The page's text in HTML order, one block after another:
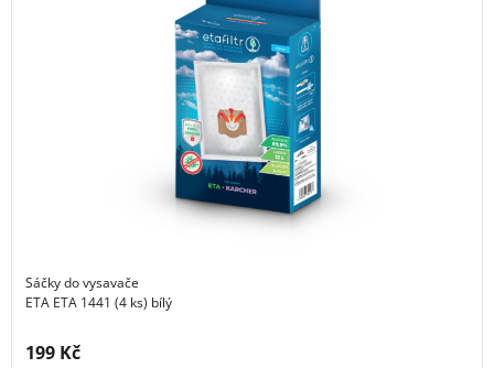
Sáčky do vysavače
ETA ETA 1441 (4 ks) bílý
Cena s DPH:
199 Kč